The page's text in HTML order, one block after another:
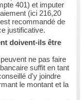
401) et imputer
(ici 216,20
recommandé de
justificative.
doivent-ils être
ne pas faire
suffit en tant
d'y joindre
le montant et la